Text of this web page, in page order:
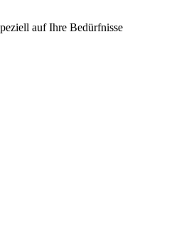
auf Ihre Bedürfnisse